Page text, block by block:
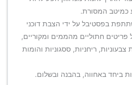
כמיטב המסורת.
בפסטיבל על ידי הצבת דוכני
חתוליים מהממים ומקוריים,
ריחניות, ססגוניות והומות
ביחד באחווה, בהבנה ובשלום.